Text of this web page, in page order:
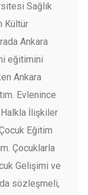
Sağlık
Kültür
Ankara
eğitimini
Ankara
Evlenince
İlişkiler
Eğitim
Çocuklarla
Gelişimi ve
sözleşmeli,